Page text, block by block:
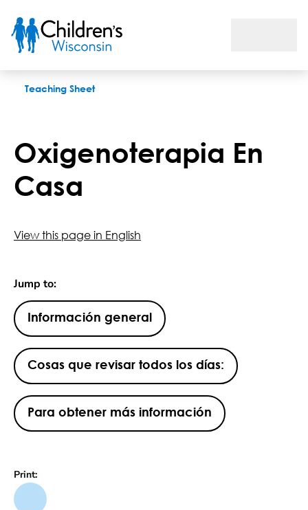
Teaching Sheet
Oxigenoterapia En
Casa
View this page in English
Jump to:
Información general
Cosas que revisar todos los días:
Para obtener más información
Print: